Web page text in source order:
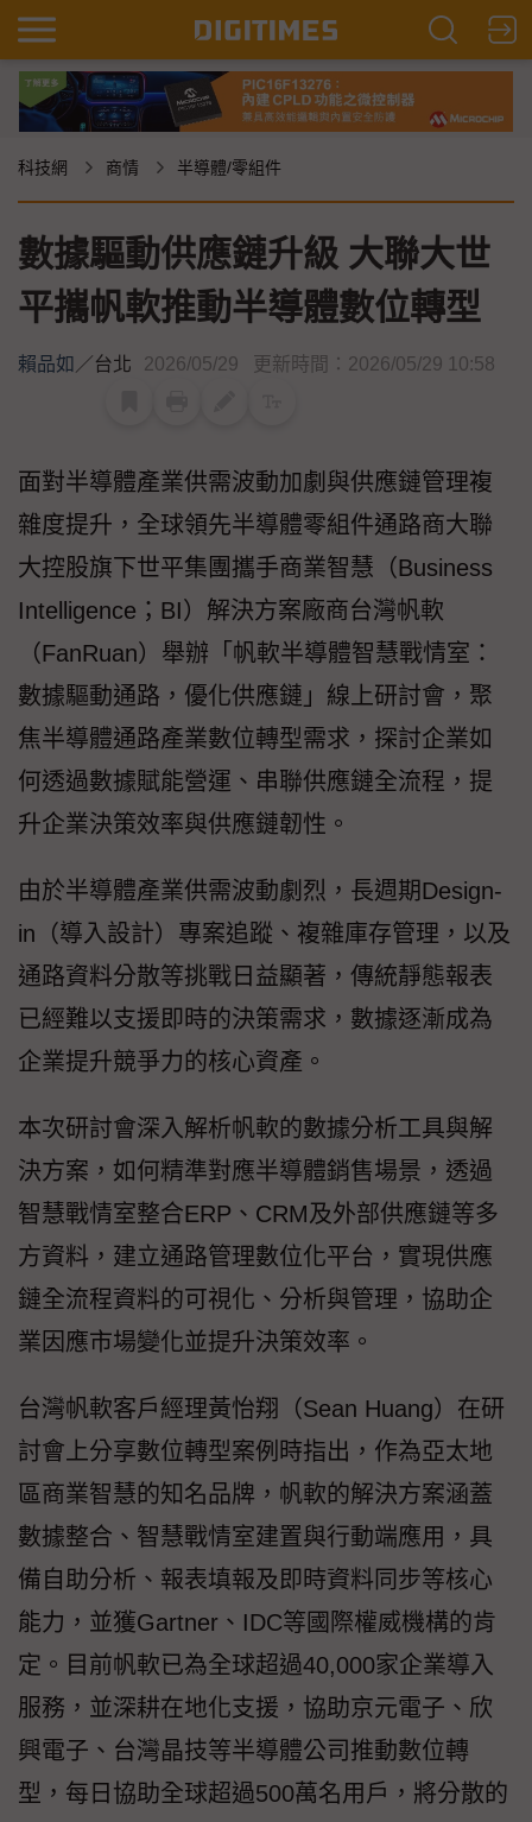
科技網 商情 半導體/零組件
數據驅動供應鏈升級 大聯大世
平攜帆軟推動半導體數位轉型
賴品如 ／台北 2026/05/29 更新時間：2026/05/29 10:58
面對半導體產業供需波動加劇與供應鏈管理複
雜度提升，全球領先半導體零組件通路商大聯
大控股旗下世平集團攜手商業智慧（Business
Intelligence；BI）解決方案廠商台灣帆軟
（FanRuan）舉辦「帆軟半導體智慧戰情室：
數據驅動通路，優化供應鏈」線上研討會，聚
焦半導體通路產業數位轉型需求，探討企業如
何透過數據賦能營運、串聯供應鏈全流程，提
升企業決策效率與供應鏈韌性。
由於半導體產業供需波動劇烈，長週期Design-
in（導入設計）專案追蹤、複雜庫存管理，以及
通路資料分散等挑戰日益顯著，傳統靜態報表
已經難以支援即時的決策需求，數據逐漸成為
企業提升競爭力的核心資產。
本次研討會深入解析帆軟的數據分析工具與解
決方案，如何精準對應半導體銷售場景，透過
智慧戰情室整合ERP、CRM及外部供應鏈等多
方資料，建立通路管理數位化平台，實現供應
鏈全流程資料的可視化、分析與管理，協助企
業因應市場變化並提升決策效率。
台灣帆軟客戶經理黃怡翔（Sean Huang）在研
討會上分享數位轉型案例時指出，作為亞太地
區商業智慧的知名品牌，帆軟的解決方案涵蓋
數據整合、智慧戰情室建置與行動端應用，具
備自助分析、報表填報及即時資料同步等核心
能力，並獲Gartner、IDC等國際權威機構的肯
定。目前帆軟已為全球超過40,000家企業導入
服務，並深耕在地化支援，協助京元電子、欣
興電子、台灣晶技等半導體公司推動數位轉
型，每日協助全球超過500萬名用戶，將分散的